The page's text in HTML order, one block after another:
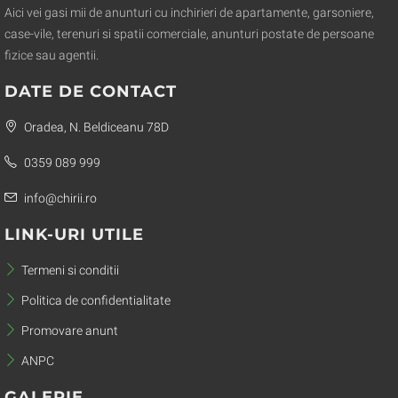
Aici vei gasi mii de anunturi cu inchirieri de apartamente, garsoniere,
case-vile, terenuri si spatii comerciale, anunturi postate de persoane
fizice sau agentii.
DATE DE CONTACT
Oradea, N. Beldiceanu 78D
0359 089 999
info@chirii.ro
LINK-URI UTILE
Termeni si conditii
Politica de confidentialitate
Promovare anunt
ANPC